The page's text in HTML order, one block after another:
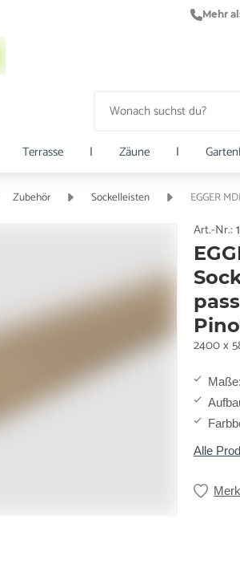
Mehr
Terrasse | Zäune |
Zubehör Sockelleisten EGGER
Art.-Nr.:
2400 x
Maße:
Alle